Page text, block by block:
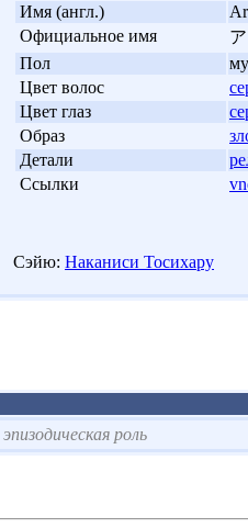
Имя (англ.)
Официальное имя
Пол
Цвет волос
Цвет глаз
Образ
Детали
Ссылки
Сэйю: Наканиси Тосихару
эпизодическая роль